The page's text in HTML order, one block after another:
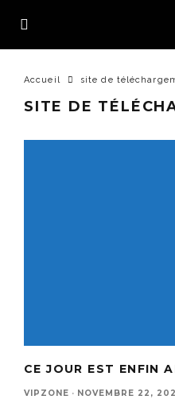
Accueil site de
SITE DE
CE JOUR EST ENFIN
VIPZONE · NOVEMBRE 22,